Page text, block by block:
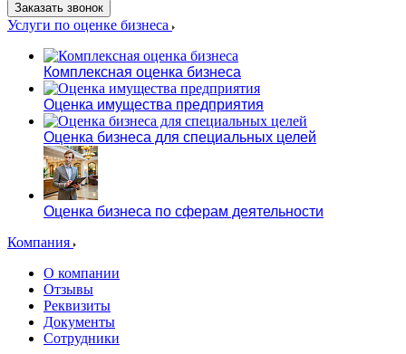
Заказать звонок
Услуги по оценке бизнеса
Комплексная оценка бизнеса
Оценка имущества предприятия
Оценка бизнеса для специальных целей
Оценка бизнеса по сферам деятельности
Компания
О компании
Отзывы
Реквизиты
Документы
Сотрудники